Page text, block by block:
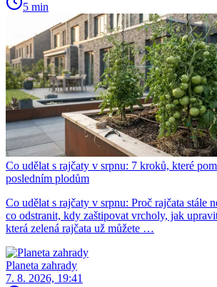
5 min
Co udělat s rajčaty v srpnu: 7 kroků, které
posledním plodům
Co udělat s rajčaty v srpnu: Proč rajčata stále
co odstranit, kdy zaštipovat vrcholy, jak
která zelená rajčata už můžete …
Planeta zahrady
7. 8. 2026, 19:41